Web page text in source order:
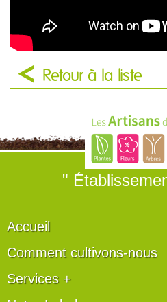
Retour à la liste
"
Accueil
Comment cultivons-nous
Services +